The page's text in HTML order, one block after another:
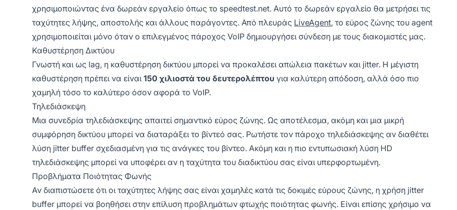
χρησιμοποιώντας ένα δωρεάν εργαλείο όπως το speedtest.net. Αυτό το δωρεάν εργαλείο θα μετρήσει τις
ταχύτητες λήψης, αποστολής και άλλους παράγοντες. Από πλευράς LiveAgent, το εύρος ζώνης του agent
χρησιμοποιείται μόνο όταν ο επιλεγμένος πάροχος VoIP δημιουργήσει σύνδεση με τους διακομιστές μας.
Καθυστέρηση Δικτύου
Γνωστή και ως lag, η καθυστέρηση δικτύου μπορεί να προκαλέσει απώλεια πακέτων και jitter. Η μέγιστη
καθυστέρηση πρέπει να είναι 150 χιλιοστά του δευτερολέπτου για καλύτερη απόδοση, αλλά όσο πιο
χαμηλή τόσο το καλύτερο όσον αφορά το VoIP.
Τηλεδιάσκεψη
Μια συνεδρία τηλεδιάσκεψης απαιτεί σημαντικό εύρος ζώνης. Ως αποτέλεσμα, ακόμη και μια μικρή
συμφόρηση δικτύου μπορεί να διαταράξει το βίντεό σας. Ρωτήστε τον πάροχο τηλεδιάσκεψης αν διαθέτει
λύση jitter buffer σχεδιασμένη για τις ανάγκες του βίντεο. Ακόμη και η πιο εντυπωσιακή λύση HD
τηλεδιάσκεψης μπορεί να υποφέρει αν η ταχύτητα του διαδικτύου σας είναι υπερφορτωμένη.
Προβλήματα Ποιότητας Φωνής
Αν διαπιστώσετε ότι οι ταχύτητες λήψης σας είναι χαμηλές κατά τις δοκιμές εύρους ζώνης, η χρήση jitter
buffer μπορεί να βοηθήσει στην επίλυση προβλημάτων φτωχής ποιότητας φωνής. Είναι επίσης χρήσιμο να